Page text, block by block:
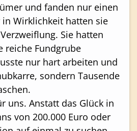
und fanden nur einen
Wirklichkeit hatten sie
Sie hatten
reiche Fundgrube
nur hart arbeiten und
sondern Tausende
uns. Anstatt das Glück in
von 200.000 Euro oder